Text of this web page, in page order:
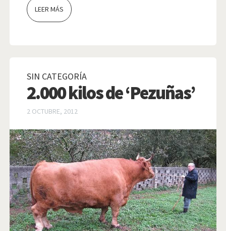
LEER MÁS
SIN CATEGORÍA
2.000 kilos de ‘Pezuñas’
2 OCTUBRE, 2012